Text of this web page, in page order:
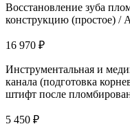
Восстановление зуба
конструкцию (простое) /
16 970 ₽
Инструментальная и
канала (подготовка
штифт после
5 450 ₽